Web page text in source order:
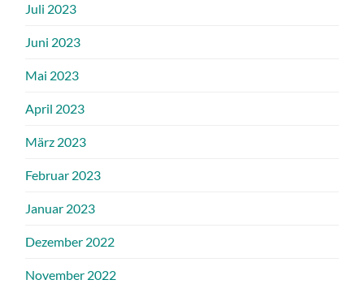
Juli 2023
Juni 2023
Mai 2023
April 2023
März 2023
Februar 2023
Januar 2023
Dezember 2022
November 2022